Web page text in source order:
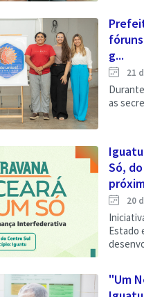
g...
21
as
Só,
20
Estado
"Um